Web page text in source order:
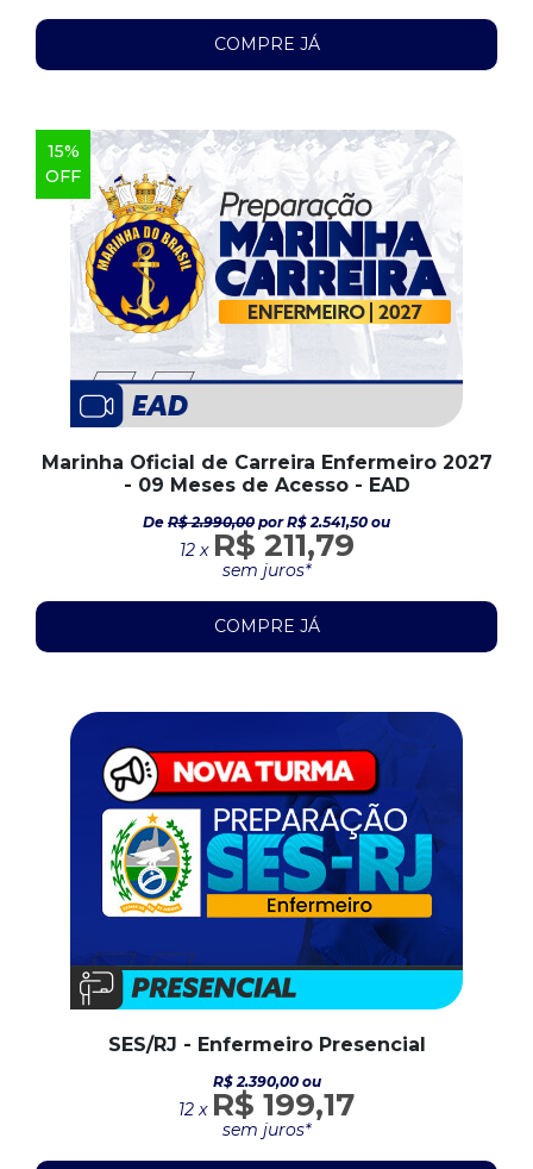
COMPRE JÁ
15%
OFF
Marinha Oficial de Carreira Enfermeiro 2027
- 09 Meses de Acesso - EAD
De R$ 2.990,00 por R$ 2.541,50 ou
12 x R$ 211,79
sem juros*
COMPRE JÁ
SES/RJ - Enfermeiro Presencial
R$ 2.390,00 ou
12 x R$ 199,17
sem juros*